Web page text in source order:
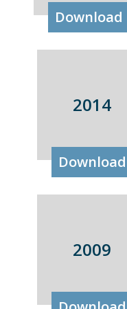
Download
2014
Download
2009